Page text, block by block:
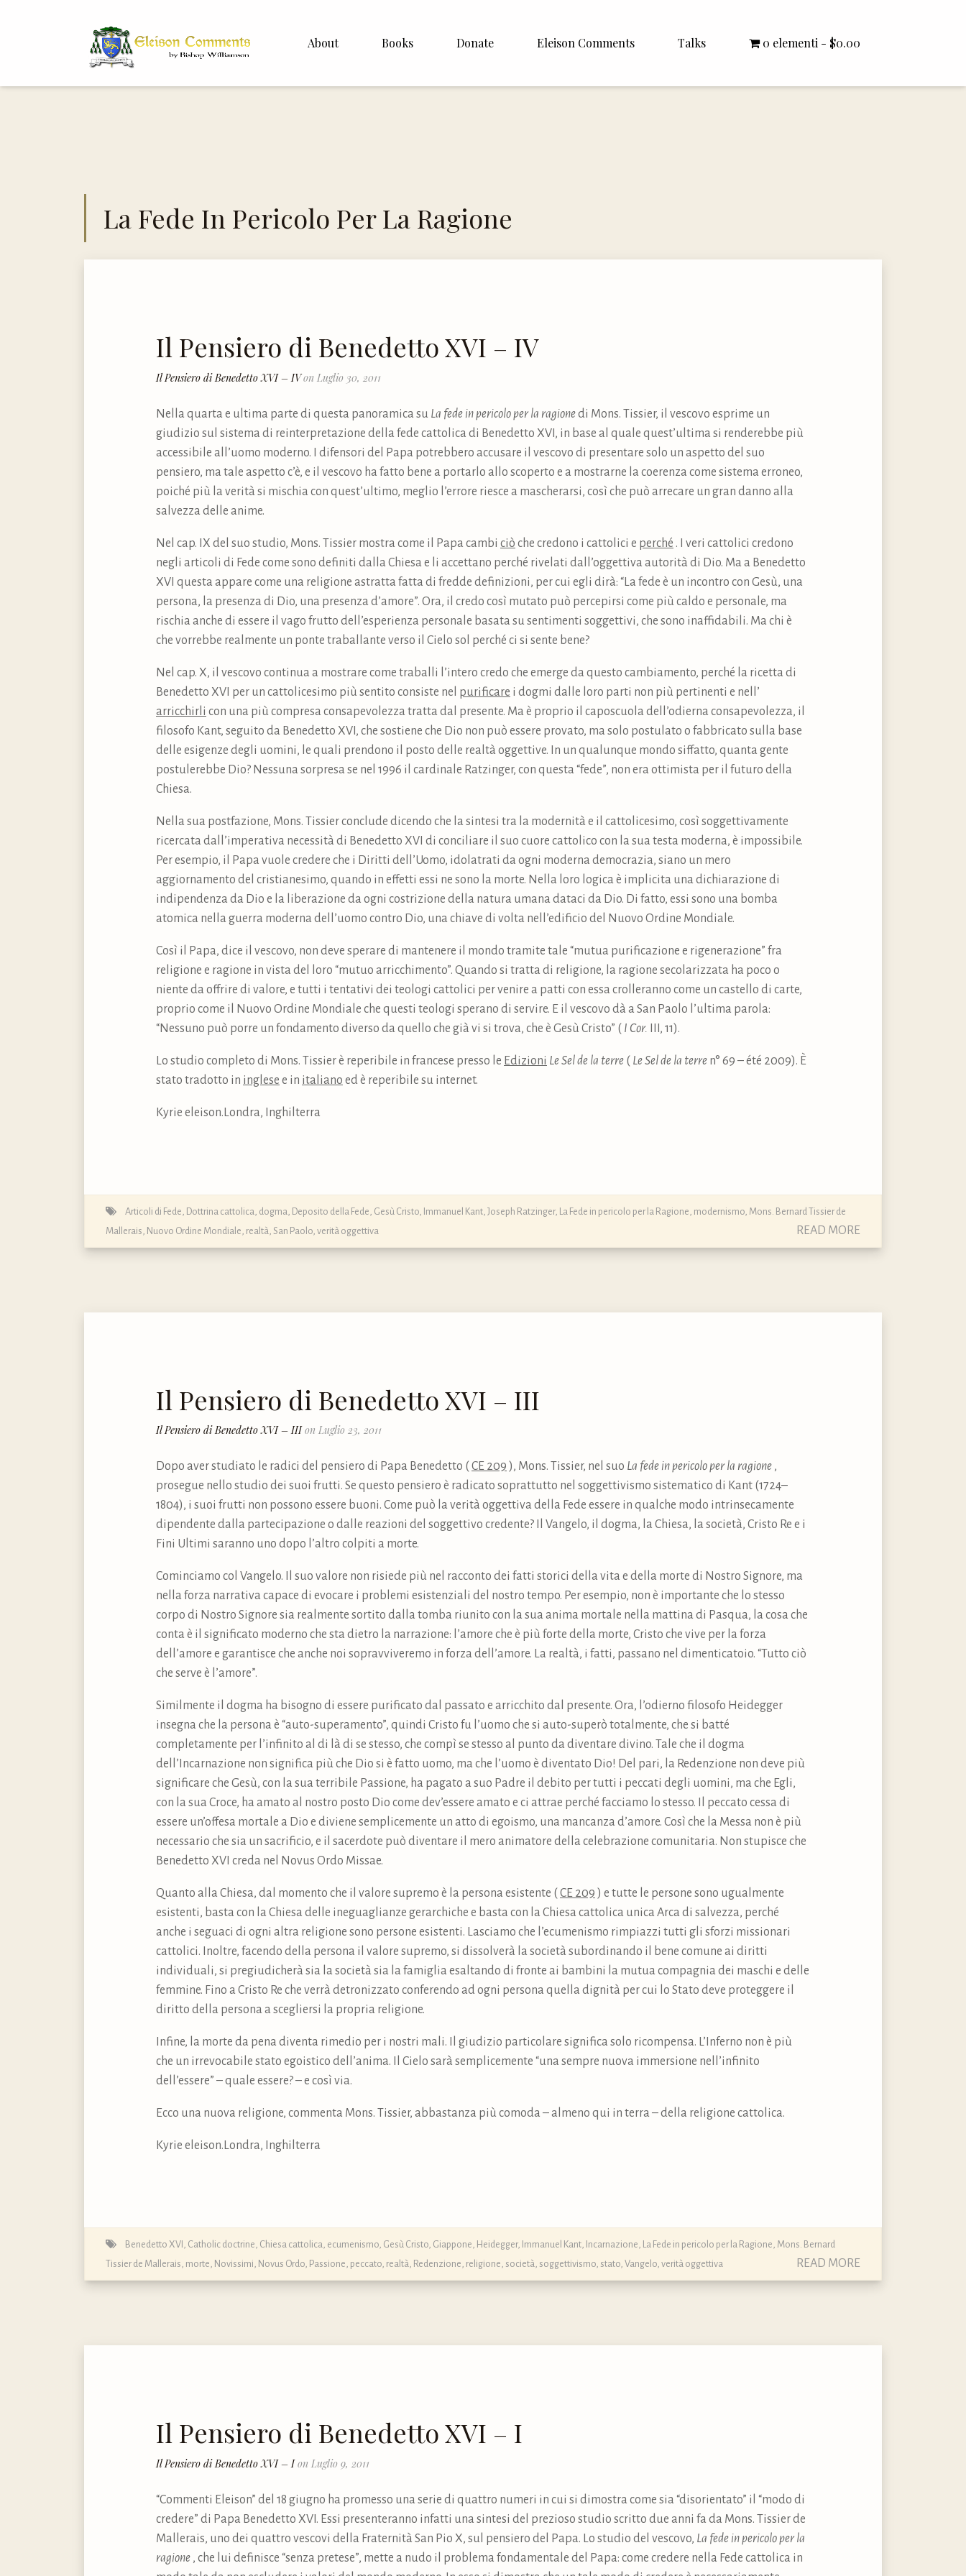
About Books Donate Eleison Comments
Italiano
Talks
Rector Letters
0 elementi $0.00
La Fede In Pericolo Per La Ragione
Il Pensiero di Benedetto XVI – IV
Il Pensiero di Benedetto XVI – IVon Luglio 30, 2011
Nella quarta e ultima parte di questa panoramica su La fede in pericolo per la ragionedi Mons. Tissier, il vescovo esprime un
giudizio sul sistema di reinterpretazione della fede cattolica di Benedetto XVI, in base al quale quest’ultima si renderebbe più
accessibile all’uomo moderno. I difensori del Papa potrebbero accusare il vescovo di presentare solo un aspetto del suo
pensiero, ma tale aspetto c’è, e il vescovo ha fatto bene a portarlo allo scoperto e a mostrarne la coerenza come sistema erroneo,
poiché più la verità si mischia con quest’ultimo, meglio l’errore riesce a mascherarsi, così che può arrecare un gran danno alla
salvezza delle anime.
Nel cap. IX del suo studio, Mons. Tissier mostra come il Papa cambi ciò che credono i cattolici e perché . I veri cattolici credono
negli articoli di Fede come sono definiti dalla Chiesa e li accettano perché rivelati dall’oggettiva autorità di Dio. Ma a Benedetto
XVI questa appare come una religione astratta fatta di fredde definizioni, per cui egli dirà: “La fede è un incontro con Gesù, una
persona, la presenza di Dio, una presenza d’amore”. Ora, il credo così mutato può percepirsi come più caldo e personale, ma
rischia anche di essere il vago frutto dell’esperienza personale basata su sentimenti soggettivi, che sono inaffidabili. Ma chi è
che vorrebbe realmente un ponte traballante verso il Cielo sol perché ci si sente bene?
Nel cap. X, il vescovo continua a mostrare come traballi l’intero credo che emerge da questo cambiamento, perché la ricetta di
Benedetto XVI per un cattolicesimo più sentito consiste nel purificare i dogmi dalle loro parti non più pertinenti e nell’
arricchirli con una più compresa consapevolezza tratta dal presente. Ma è proprio il caposcuola dell’odierna consapevolezza, il
filosofo Kant, seguito da Benedetto XVI, che sostiene che Dio non può essere provato, ma solo postulato o fabbricato sulla base
delle esigenze degli uomini, le quali prendono il posto delle realtà oggettive. In un qualunque mondo siffatto, quanta gente
postulerebbe Dio? Nessuna sorpresa se nel 1996 il cardinale Ratzinger, con questa “fede”, non era ottimista per il futuro della
Chiesa.
Nella sua postfazione, Mons. Tissier conclude dicendo che la sintesi tra la modernità e il cattolicesimo, così soggettivamente
ricercata dall’imperativa necessità di Benedetto XVI di conciliare il suo cuore cattolico con la sua testa moderna, è impossibile.
Per esempio, il Papa vuole credere che i Diritti dell’Uomo, idolatrati da ogni moderna democrazia, siano un mero
aggiornamento del cristianesimo, quando in effetti essi ne sono la morte. Nella loro logica è implicita una dichiarazione di
indipendenza da Dio e la liberazione da ogni costrizione della natura umana dataci da Dio. Di fatto, essi sono una bomba
atomica nella guerra moderna dell’uomo contro Dio, una chiave di volta nell’edificio del Nuovo Ordine Mondiale.
Così il Papa, dice il vescovo, non deve sperare di mantenere il mondo tramite tale “mutua purificazione e rigenerazione” fra
religione e ragione in vista del loro “mutuo arricchimento”. Quando si tratta di religione, la ragione secolarizzata ha poco o
niente da offrire di valore, e tutti i tentativi dei teologi cattolici per venire a patti con essa crolleranno come un castello di carte,
proprio come il Nuovo Ordine Mondiale che questi teologi sperano di servire. E il vescovo dà a San Paolo l’ultima parola:
“Nessuno può porre un fondamento diverso da quello che già vi si trova, che è Gesù Cristo” ( I Cor. III, 11).
Lo studio completo di Mons. Tissier è reperibile in francese presso le Edizioni Le Sel de la terre ( Le Sel de la terre n° 69 – été 2009). È
stato tradotto in inglese e in italiano ed è reperibile su internet.
Kyrie eleison.Londra, Inghilterra
Articoli di Fede Dottrina cattolica, dogma, Deposito della Fede Gesù Cristo Immanuel Kant Joseph Ratzinger, La Fede in pericolo per la Ragione modernismo Mons. Bernard Tissier de
Mallerais Nuovo Ordine Mondiale realtà San Paolo verità oggettiva READ MORE
Il Pensiero di Benedetto XVI – III
Il Pensiero di Benedetto XVI – IIIon Luglio 23, 2011
Dopo aver studiato le radici del pensiero di Papa Benedetto ( CE 209 ), Mons. Tissier, nel suo La fede in pericolo per la ragione ,
prosegue nello studio dei suoi frutti. Se questo pensiero è radicato soprattutto nel soggettivismo sistematico di Kant (1724–
1804), i suoi frutti non possono essere buoni. Come può la verità oggettiva della Fede essere in qualche modo intrinsecamente
dipendente dalla partecipazione o dalle reazioni del soggettivo credente? Il Vangelo, il dogma, la Chiesa, la società, Cristo Re e i
Fini Ultimi saranno uno dopo l’altro colpiti a morte.
Cominciamo col Vangelo. Il suo valore non risiede più nel racconto dei fatti storici della vita e della morte di Nostro Signore, ma
nella forza narrativa capace di evocare i problemi esistenziali del nostro tempo. Per esempio, non è importante che lo stesso
corpo di Nostro Signore sia realmente sortito dalla tomba riunito con la sua anima mortale nella mattina di Pasqua, la cosa che
conta è il significato moderno che sta dietro la narrazione: l’amore che è più forte della morte, Cristo che vive per la forza
dell’amore e garantisce che anche noi sopravviveremo in forza dell’amore. La realtà, i fatti, passano nel dimenticatoio. “Tutto ciò
che serve è l’amore”.
Similmente il dogma ha bisogno di essere purificato dal passato e arricchito dal presente. Ora, l’odierno filosofo Heidegger
insegna che la persona è “auto-superamento”, quindi Cristo fu l’uomo che si auto-superò totalmente, che si batté
completamente per l’infinito al di là di se stesso, che compì se stesso al punto da diventare divino. Tale che il dogma
dell’Incarnazione non significa più che Dio si è fatto uomo, ma che l’uomo è diventato Dio! Del pari, la Redenzione non deve più
significare che Gesù, con la sua terribile Passione, ha pagato a suo Padre il debito per tutti i peccati degli uomini, ma che Egli,
con la sua Croce, ha amato al nostro posto Dio come dev’essere amato e ci attrae perché facciamo lo stesso. Il peccato cessa di
essere un’offesa mortale a Dio e diviene semplicemente un atto di egoismo, una mancanza d’amore. Così che la Messa non è più
necessario che sia un sacrificio, e il sacerdote può diventare il mero animatore della celebrazione comunitaria. Non stupisce che
Benedetto XVI creda nel Novus Ordo Missae.
Quanto alla Chiesa, dal momento che il valore supremo è la persona esistente ( CE 209 ) e tutte le persone sono ugualmente
esistenti, basta con la Chiesa delle ineguaglianze gerarchiche e basta con la Chiesa cattolica unica Arca di salvezza, perché
anche i seguaci di ogni altra religione sono persone esistenti. Lasciamo che l’ecumenismo rimpiazzi tutti gli sforzi missionari
cattolici. Inoltre, facendo della persona il valore supremo, si dissolverà la società subordinando il bene comune ai diritti
individuali, si pregiudicherà sia la società sia la famiglia esaltando di fronte ai bambini la mutua compagnia dei maschi e delle
femmine. Fino a Cristo Re che verrà detronizzato conferendo ad ogni persona quella dignità per cui lo Stato deve proteggere il
diritto della persona a scegliersi la propria religione.
Infine, la morte da pena diventa rimedio per i nostri mali. Il giudizio particolare significa solo ricompensa. L’Inferno non è più
che un irrevocabile stato egoistico dell’anima. Il Cielo sarà semplicemente “una sempre nuova immersione nell’infinito
dell’essere” – quale essere? – e così via.
Ecco una nuova religione, commenta Mons. Tissier, abbastanza più comoda – almeno qui in terra – della religione cattolica.
Kyrie eleison.Londra, Inghilterra
Benedetto XVI , Catholic doctrine, Chiesa cattolica, ecumenismo, Gesù Cristo, Giappone, Heidegger, Immanuel Kant, Incarnazione, La Fede in pericolo per la Ragione, Mons. Bernard
Tissier de Mallerais, morte, Novissimi, Novus Ordo, Passione, peccato, realtà, Redenzione, religione, società, soggettivismo, stato, Vangelo, verità oggettiva READ MORE
Il Pensiero di Benedetto XVI – I
Il Pensiero di Benedetto XVI – Ion Luglio 9, 2011
“Commenti Eleison” del 18 giugno ha promesso una serie di quattro numeri in cui si dimostra come sia “disorientato” il “modo di
credere” di Papa Benedetto XVI. Essi presenteranno infatti una sintesi del prezioso studio scritto due anni fa da Mons. Tissier de
Mallerais, uno dei quattro vescovi della Fraternità San Pio X, sul pensiero del Papa. Lo studio del vescovo, La fede in pericolo per la
ragione , che lui definisce “senza pretese”, mette a nudo il problema fondamentale del Papa: come credere nella Fede cattolica in